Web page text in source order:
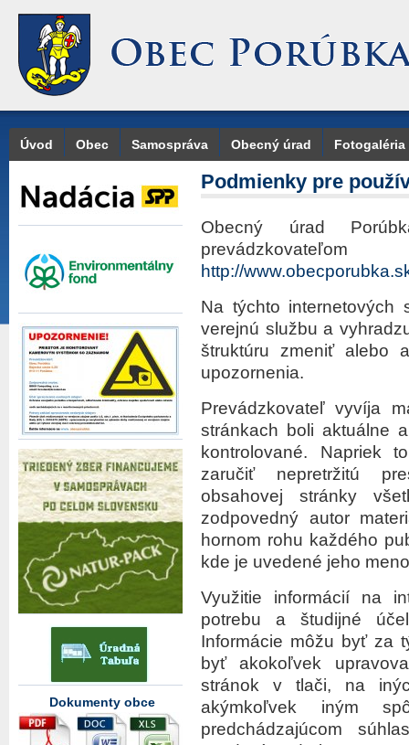
Úvod Obec Samospráva Obecný úrad Fotogaléria
Dokumenty obce
Podmienky pre
Obecný úrad
http://
Na týchto internetových
verejnú službu a
štruktúru zmeniť alebo
upozornenia.
Prevádzkovateľ vyvíja
stránkach boli aktuálne
kontrolované. Napriek
zaručiť nepretržitú
obsahovej stránky
zodpovedný autor
hornom rohu každého
kde je uvedené jeho
Využitie informácií na
potrebu a študijné
Informácie môžu byť za
byť akokoľvek
stránok v tlači, na
akýmkoľvek iným
predchádzajúcom